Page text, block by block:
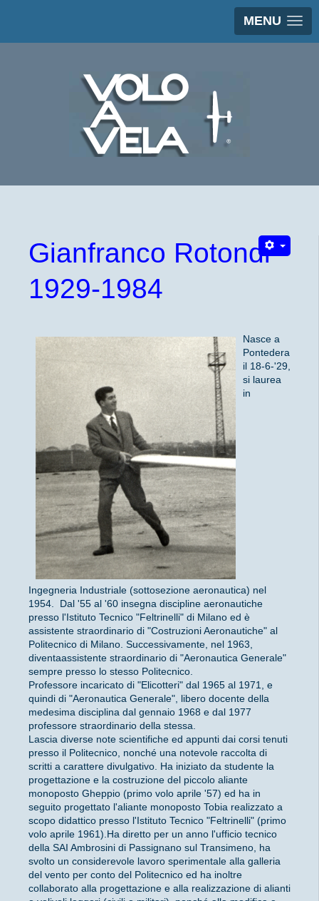
MENU
Gianfranco Rotondi
1929-1984
Nasce a
Pontedera
il 18-6-'29,
si laurea
in
Ingegneria Industriale (sottosezione aeronautica) nel
1954. Dal '55 al '60 insegna discipline aeronautiche
presso l'Istituto Tecnico "Feltrinelli" di Milano ed è
assistente straordinario di "Costruzioni Aeronautiche" al
Politecnico di Milano. Successivamente, nel 1963,
diventaassistente straordinario di "Aeronautica Generale"
sempre presso lo stesso Politecnico.
Professore incaricato di "Elicotteri" dal 1965 al 1971, e
quindi di "Aeronautica Generale", libero docente della
medesima disciplina dal gennaio 1968 e dal 1977
professore straordinario della stessa.
Lascia diverse note scientifiche ed appunti dai corsi tenuti
presso il Politecnico, nonché una notevole raccolta di
scritti a carattere divulgativo. Ha iniziato da studente la
progettazione e la costruzione del piccolo aliante
monoposto Gheppio (primo volo aprile '57) ed ha in
seguito progettato l'aliante monoposto Tobia realizzato a
scopo didattico presso l'Istituto Tecnico "Feltrinelli" (primo
volo aprile 1961).Ha diretto per un anno l'ufficio tecnico
della SAI Ambrosini di Passignano sul Transimeno, ha
svolto un considerevole lavoro sperimentale alla galleria
del vento per conto del Politecnico ed ha inoltre
collaborato alla progettazione e alla realizzazione di alianti